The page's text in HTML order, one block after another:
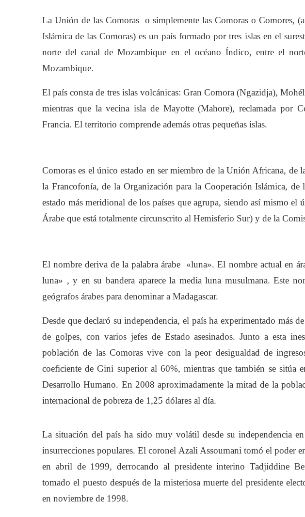
La Unión de las Comoras o simplemente las Comoras o Comores,
Islámica de las Comoras) es un país formado por tres islas en el
norte del canal de Mozambique en el océano Índico, entre el
Mozambique.
El país consta de tres islas volcánicas: Gran Comora (Ngazidja),
mientras que la vecina isla de Mayotte (Mahore), reclamada por
Francia. El territorio comprende además otras pequeñas islas.
Comoras es el único estado en ser miembro de la Unión Africana, de
la Francofonía, de la Organización para la Cooperación Islámica,
estado más meridional de los países que agrupa, siendo así mismo
Árabe que está totalmente circunscrito al Hemisferio Sur) y de la
El nombre deriva de la palabra árabe «luna». El nombre actual en
luna» , y en su bandera aparece la media luna musulmana. Este
geógrafos árabes para denominar a Madagascar.
Desde que declaró su independencia, el país ha experimentado más
de golpes, con varios jefes de Estado asesinados. Junto a esta
población de las Comoras vive con la peor desigualdad de
coeficiente de Gini superior al 60%, mientras que también se sitúa
Desarrollo Humano. En 2008 aproximadamente la mitad de la
internacional de pobreza de 1,25 dólares al día.
La situación del país ha sido muy volátil desde su independencia
insurrecciones populares. El coronel Azali Assoumani tomó el poder
en abril de 1999, derrocando al presidente interino Tadjiddine
tomado el puesto después de la misteriosa muerte del presidente
en noviembre de 1998.